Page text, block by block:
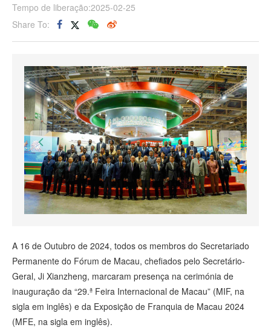
Tempo de liberação:2025-02-25
Share To:
A 16 de Outubro de 2024, todos os membros do Secretariado
Permanente do Fórum de Macau, chefiados pelo Secretário-
Geral, Ji Xianzheng, marcaram presença na cerimónia de
inauguração da “29.ª Feira Internacional de Macau” (MIF, na
sigla em inglês) e da Exposição de Franquia de Macau 2024
(MFE, na sigla em inglês).